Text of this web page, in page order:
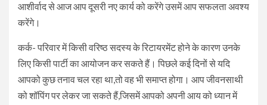
आशीर्वाद से आज आप दूसरी नए कार्य को करेंगे उसमें आप सफलता अवश्य
करेंगे।
कर्क- परिवार में किसी वरिष्ठ सदस्य के रिटायरमेंट होने के कारण उनके
लिए किसी पार्टी का आयोजन कर सकते हैं। पिछले कई दिनों से यदि
आपको कुछ तनाव चल रहा था,तो वह भी समाप्त होगा। आप जीवनसाथी
को शॉपिंग पर लेकर जा सकते हैं,जिसमें आपको अपनी आय को ध्यान में